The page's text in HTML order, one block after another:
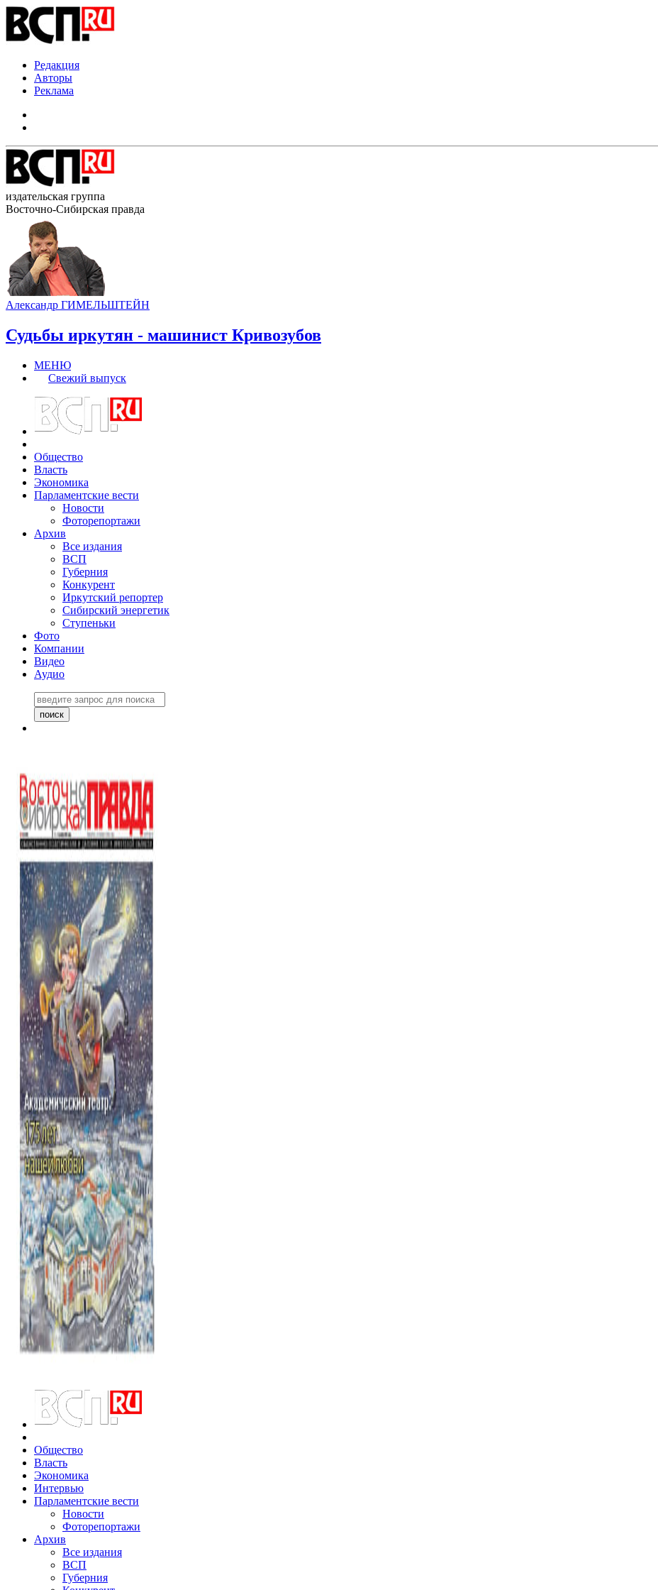
Редакция
Авторы
Реклама
издательская группа
Восточно-Сибирская правда
Александр ГИМЕЛЬШТЕЙН
Судьбы иркутян - машинист Кривозубов
МЕНЮ
Свежий выпуск
Общество
Власть
Экономика
Парламентские вести
Новости
Фоторепортажи
Архив
Все издания
ВСП
Губерния
Конкурент
Иркутский репортер
Сибирский энергетик
Ступеньки
Фото
Компании
Видео
Аудио
Общество
Власть
Экономика
Интервью
Парламентские вести
Новости
Фоторепортажи
Архив
Все издания
ВСП
Губерния